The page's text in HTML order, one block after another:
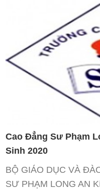
Cao Đẳng Sư Phạm
Sinh 2020
BỘ GIÁO DỤC VÀ
SƯ PHẠM LONG AN